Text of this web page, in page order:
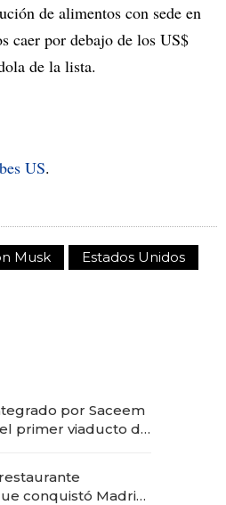
de alimentos con sede en
caer por debajo de los US$
de la lista.
US.
Musk
Estados Unidos
por Saceem
primer viaducto de
conquistó Madrid: